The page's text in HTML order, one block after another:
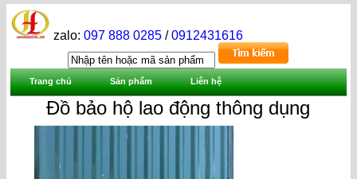
zalo:097 888 0285 /0912431616
Trang chủ Sản phẩm Liên hệ
Đồ bảo hộ lao động thông dụng